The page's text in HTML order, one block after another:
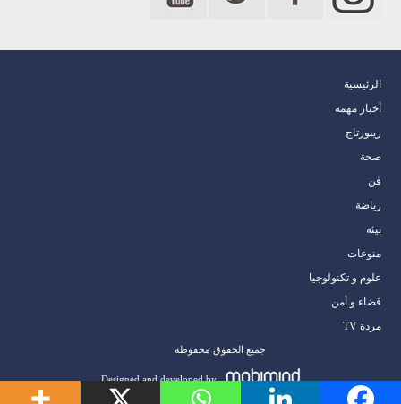
الرئيسية
أخبار مهمة
ريبورتاج
صحة
فن
رياضة
بيئة
منوعات
علوم و تكنولوجيا
قضاء و أمن
مردة TV
جميع الحقوق محفوظة
Designed and developed by